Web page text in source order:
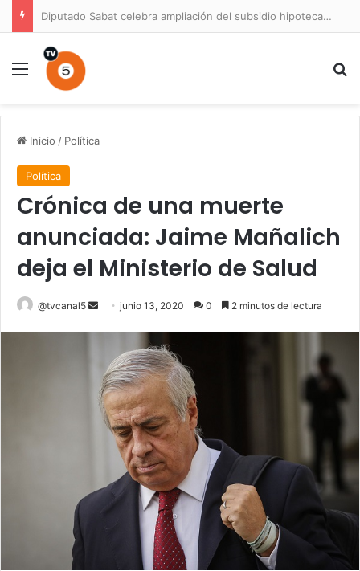
Diputado Sabat celebra ampliación del subsidio hipotecario con viviendas de hasta 6.000 UF
Menú
Inicio / Política
Política
Crónica de una muerte
anunciada: Jaime Mañalich
deja el Ministerio de Salud
@tvcanal5
Sendjunio 13, 2020 0 2 minutos de lectura